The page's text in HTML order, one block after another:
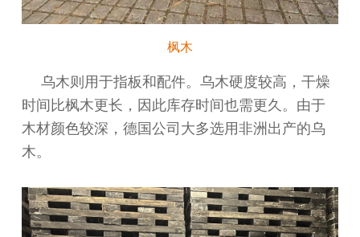
枫木
乌木则用于指板和配件。乌木硬度较高，干燥
时间比枫木更长，因此库存时间也需更久。由于
木材颜色较深， 德国公司大多选用非洲 出产的乌
木。